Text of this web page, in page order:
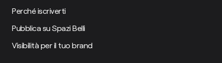
Perché iscriverti
Pubblica su Spazi Belli
Visibilità per il tuo brand